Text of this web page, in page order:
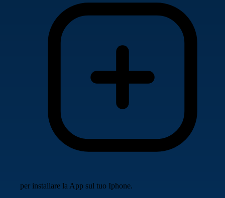
per installare la App sul tuo Iphone.